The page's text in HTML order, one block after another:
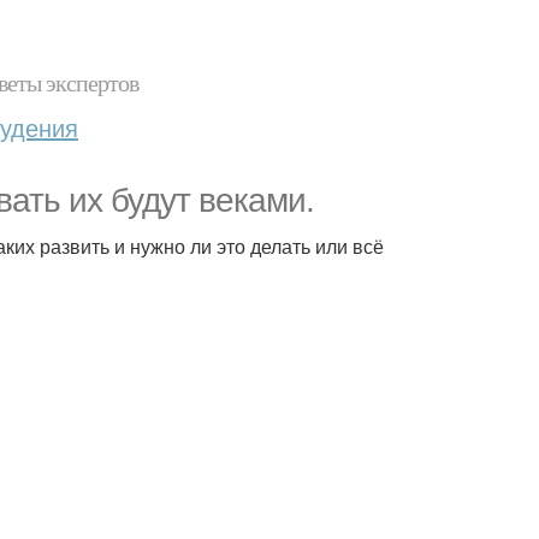
экспертов
их будут веками.
развить и нужно ли это делать или всё